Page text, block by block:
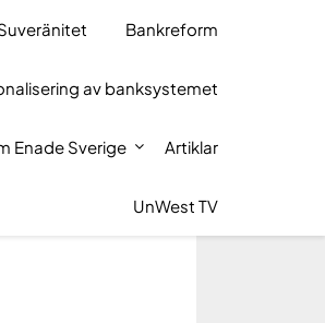
Bankreform
av banksystemet
Enade Sverige Artiklar
UnWest TV